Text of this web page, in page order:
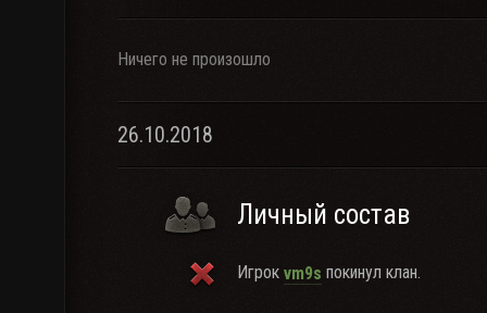
Ничего не произошло
26.10.2018
Личный состав
Игрок vm9s покинул клан.